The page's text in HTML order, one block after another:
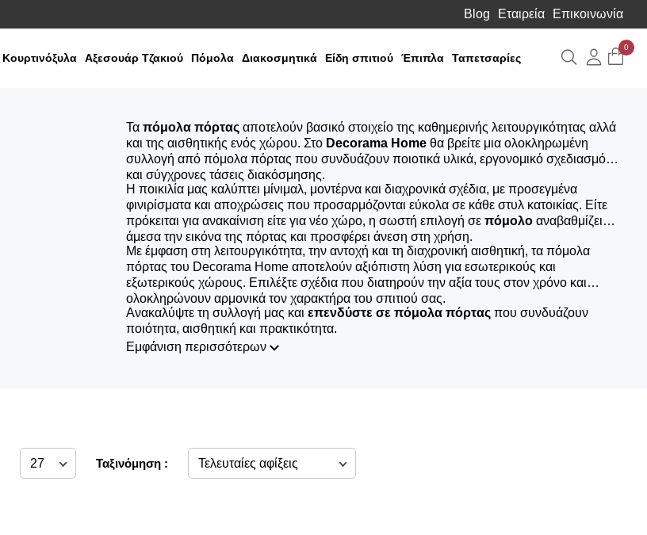
Blog Εταιρεία Επικοινωνία
Κουρτινόξυλα Αξεσουάρ Τζακιού Πόμολα Διακοσμητικά Είδη σπιτιού Έπιπλα Ταπετσαρίες Αναζήτηση
0
Τα πόμολα πόρτας αποτελούν βασικό στοιχείο της καθημερινής λειτουργικότητας αλλά
και της αισθητικής ενός χώρου. Στο Decorama Home θα βρείτε μια ολοκληρωμένη
συλλογή από πόμολα πόρτας που συνδυάζουν ποιοτικά υλικά, εργονομικό σχεδιασμό
και σύγχρονες τάσεις διακόσμησης.
Η ποικιλία μας καλύπτει μίνιμαλ, μοντέρνα και διαχρονικά σχέδια, με προσεγμένα
φινιρίσματα και αποχρώσεις που προσαρμόζονται εύκολα σε κάθε στυλ κατοικίας. Είτε
πρόκειται για ανακαίνιση είτε για νέο χώρο, η σωστή επιλογή σε πόμολο αναβαθμίζει
άμεσα την εικόνα της πόρτας και προσφέρει άνεση στη χρήση.
Με έμφαση στη λειτουργικότητα, την αντοχή και τη διαχρονική αισθητική, τα πόμολα
πόρτας του Decorama Home αποτελούν αξιόπιστη λύση για εσωτερικούς και
εξωτερικούς χώρους. Επιλέξτε σχέδια που διατηρούν την αξία τους στον χρόνο και
ολοκληρώνουν αρμονικά τον χαρακτήρα του σπιτιού σας.
Ανακαλύψτε τη συλλογή μας και επενδύστε σε πόμολα πόρτας που συνδυάζουν
ποιότητα, αισθητική και πρακτικότητα.
Εμφάνιση περισσότερων
Ταξινόμηση :